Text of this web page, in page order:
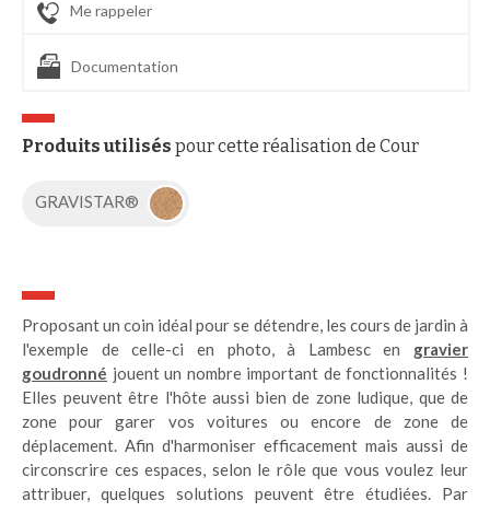
Me rappeler
Documentation
Produits utilisés pour cette réalisation de Cour
GRAVISTAR®
Proposant un coin idéal pour se détendre, les cours de jardin à
l'exemple de celle-ci en photo, à Lambesc en gravier
goudronné jouent un nombre important de fonctionnalités !
Elles peuvent être l'hôte aussi bien de zone ludique, que de
zone pour garer vos voitures ou encore de zone de
déplacement. Afin d'harmoniser efficacement mais aussi de
circonscrire ces espaces, selon le rôle que vous voulez leur
attribuer, quelques solutions peuvent être étudiées. Par